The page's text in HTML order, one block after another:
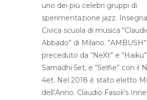
uno dei più celebri gruppi di
sperimentazione jazz.
Civica scuola di musica
Abbado” di Milano.
preceduto da “NeXt” e
Samadhi 5et, e “Selfie” con il
4et. Nel 2018 è stato eletto
dell’Anno. Claudio Fasoli’s